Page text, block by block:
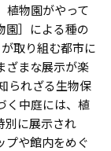
植物園がやって
園］による種の
取り組む都市に
ざまな展示が楽
られざる生物保
く中庭には、植
別に展示され
プや館内をめぐ